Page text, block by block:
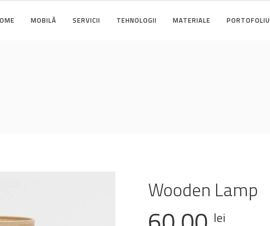
MOBILĂ SERVICII TEHNOLOGII MATERIALE PORTOFOLIU
Wooden Lamp
lei